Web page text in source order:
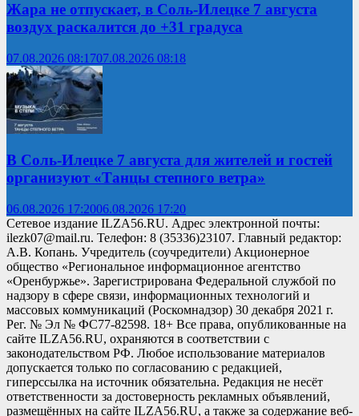
Жара не отпускает, в Соль-Илецке 7 августа
воздух раскалится до +31 градуса
07.08.2026 08:1707.08.2026 08:18
В Соль-Илецке 7 августа для жителей и гостей
организуют «Танцы степного ветра»
06.08.2026 17:2006.08.2026 17:20
Сетевое издание ILZA56.RU. Адрес электронной почты:
ilezk07@mail.ru. Телефон: 8 (35336)23107. Главный редактор:
А.В. Копань. Учредитель (соучредители) Акционерное
общество «Региональное информационное агентство
«Оренбуржье». Зарегистрирована Федеральной службой по
надзору в сфере связи, информационных технологий и
массовых коммуникаций (Роскомнадзор) 30 декабря 2021 г.
Рег. № Эл № ФС77-82598. 18+ Все права, опубликованные на
сайте ILZA56.RU, охраняются в соответствии с
законодательством РФ. Любое использование материалов
допускается только по согласованию с редакцией,
гиперссылка на источник обязательна. Редакция не несёт
ответственности за достоверность рекламных объявлений,
размещённых на сайте ILZA56.RU, а также за содержание веб-